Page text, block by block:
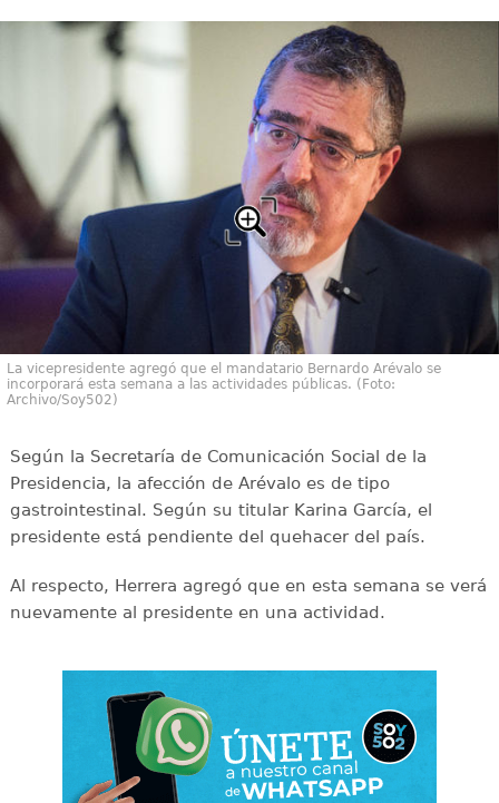
La vicepresidente agregó que el mandatario Bernardo Arévalo se
incorporará esta semana a las actividades públicas. (Foto:
Archivo/Soy502)
Según la Secretaría de Comunicación Social de la
Presidencia, la afección de Arévalo es de tipo
gastrointestinal. Según su titular Karina García, el
presidente está pendiente del quehacer del país.
Al respecto, Herrera agregó que en esta semana se verá
nuevamente al presidente en una actividad.